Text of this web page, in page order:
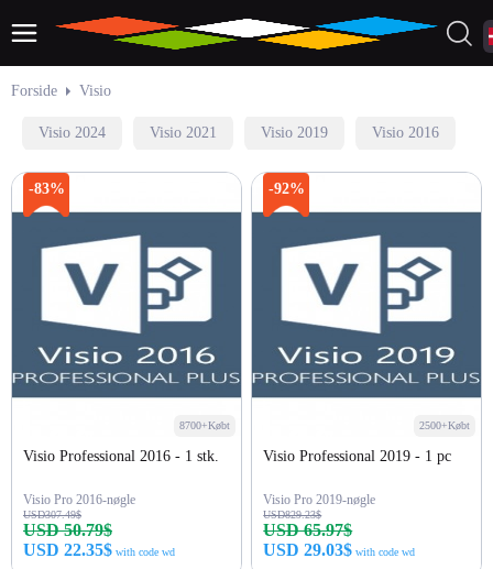
Forside Visio
Visio 2024 Visio 2021 Visio 2019 Visio 2016
-83%
8700+Købt
Visio Professional 2016 - 1 stk.
Visio Pro 2016-nøgle
USD307.49$
USD 50.79$
USD 22.35$ with code wd
-92%
2500+Købt
Visio Professional 2019 - 1 pc
Visio Pro 2019-nøgle
USD829.23$
USD 65.97$
USD 29.03$ with code wd